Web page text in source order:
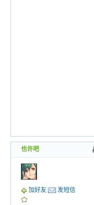
也许吧
加好友 发短信